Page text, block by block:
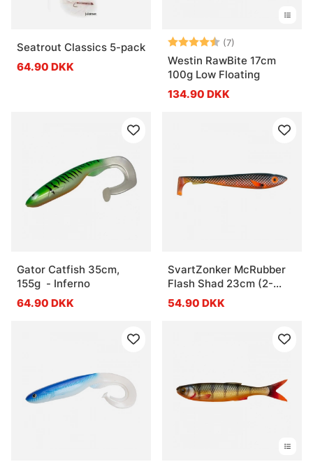
Seatrout Classics 5-pack
64.90 DKK
Vurdering: (7)
Westin RawBite 17cm
100g Low Floating
134.90 DKK
Gator Catfish 35cm,
155g - Inferno
64.90 DKK
SvartZonker McRubber
Flash Shad 23cm (2-
pack) - Black Back
Motoroil
54.90 DKK